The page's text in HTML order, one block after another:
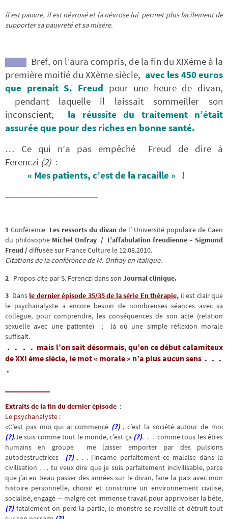
il est pauvre, il est névrosé et la névrose lui permet plus facilement de
supporter sa pauvreté et sa misère.
Bref, on l’aura compris, de la fin du XIXème à la
première moitié du XXème siècle, avec les 450 euros
que prenait S. Freud pour une heure de divan,
pendant laquelle il laissait sommeiller son
inconscient,
la réussite du traitement n’était
assurée que pour des riches en bonne santé.
… Ce qui n’a pas empêché Freud de dire à
Ferenczi (2) :
« Mes patients, c’est de la racaille » !
1 Conférence Les ressorts du divan de l’ Université populaire de Caen
du philosophe Michel Onfray / L’affabulation freudienne – Sigmund
Freud /diffusée sur France Culture le 12.08.2010.
Citations de la conférence de M. Onfray en italique.
2 Propos cité par S. Ferenczi dans son Journal clinique.
3 Dans le dernier épisode 35/35 de la série En thérapie, il est clair que
le psychanalyste a encore besoin de nombreuses séances avec sa
collègue, pour comprendre, les conséquences de son acte (relation
sexuelle avec une patiente) ; là où une simple réflexion morale
suffisait.
. . . . mais l’on sait désormais, qu’en ce début calamiteux
de XXI ème siècle, le mot « morale » n’a plus aucun sens . . .
.
Extraits de la fin du dernier épisode :
Le psychanalyste :
«C’est pas moi qui ai commencé (?), c’est la société autour de moi
(?).Je suis comme tout le monde, c’est ça (?). . . comme tous les êtres
humains en groupe me laisser emporter par des pulsions
autodestructrices
(?). . . j’incarne parfaitement ce malaise dans la
civilisation . . . tu veux dire que je suis parfaitement incivilisable, parce
que j’ai eu beau passer des années sur le divan, faire la paix avec mon
histoire personnelle, choisir et construire un environnement civilisé,
socialisé, engagé — malgré cet immense travail pour apprivoiser la bête,
(?) fatalement on perd la partie, le monstre se réveille et détruit tout